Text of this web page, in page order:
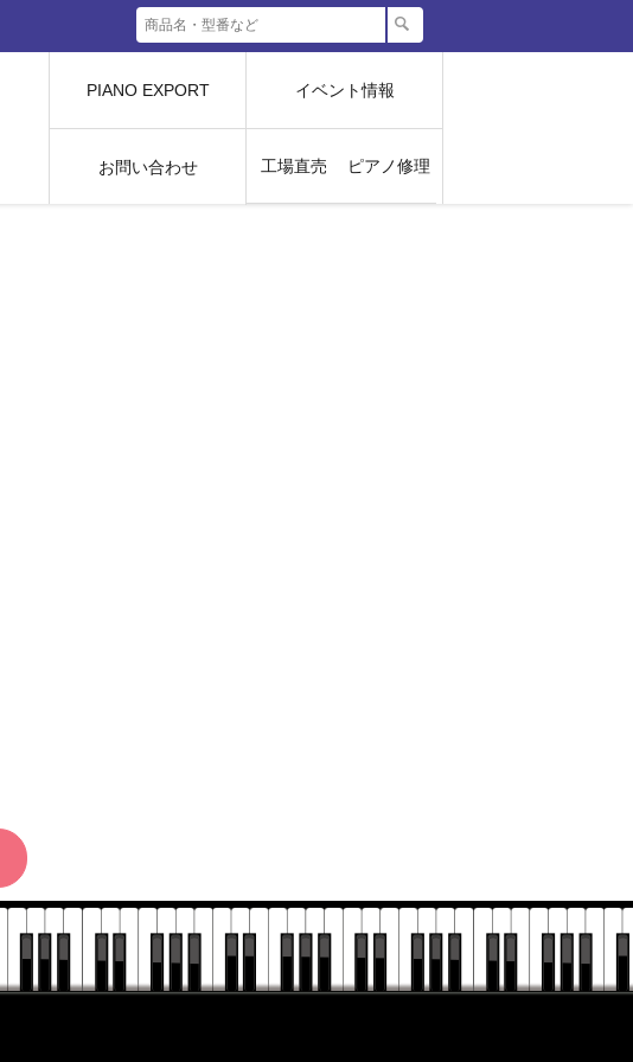
PIANO EXPORT
お問い合わせ
イベント情報
工場直売 ピアノ修理